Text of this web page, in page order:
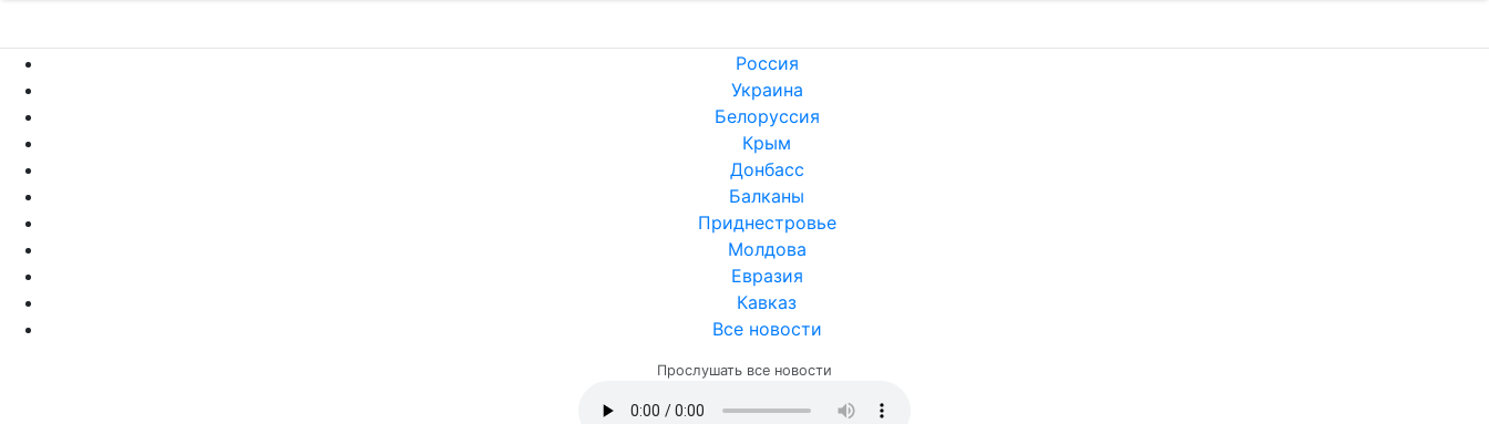
Россия
Украина
Белоруссия
Крым
Донбасс
Балканы
Приднестровье
Молдова
Евразия
Кавказ
Все новости
Прослушать все новости